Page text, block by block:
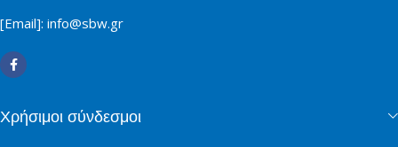
[Email]: info@sbw.gr
Χρήσιμοι σύνδεσμοι